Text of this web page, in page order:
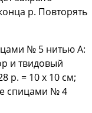
р. Повторять
№ 5 нитью А:
и твидовый
р. = 10 х 10 см;
спицами № 4